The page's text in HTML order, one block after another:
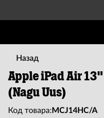
Назад
Apple iPad Air
(Nagu Uus)
Код товара: MCJ14HC/A